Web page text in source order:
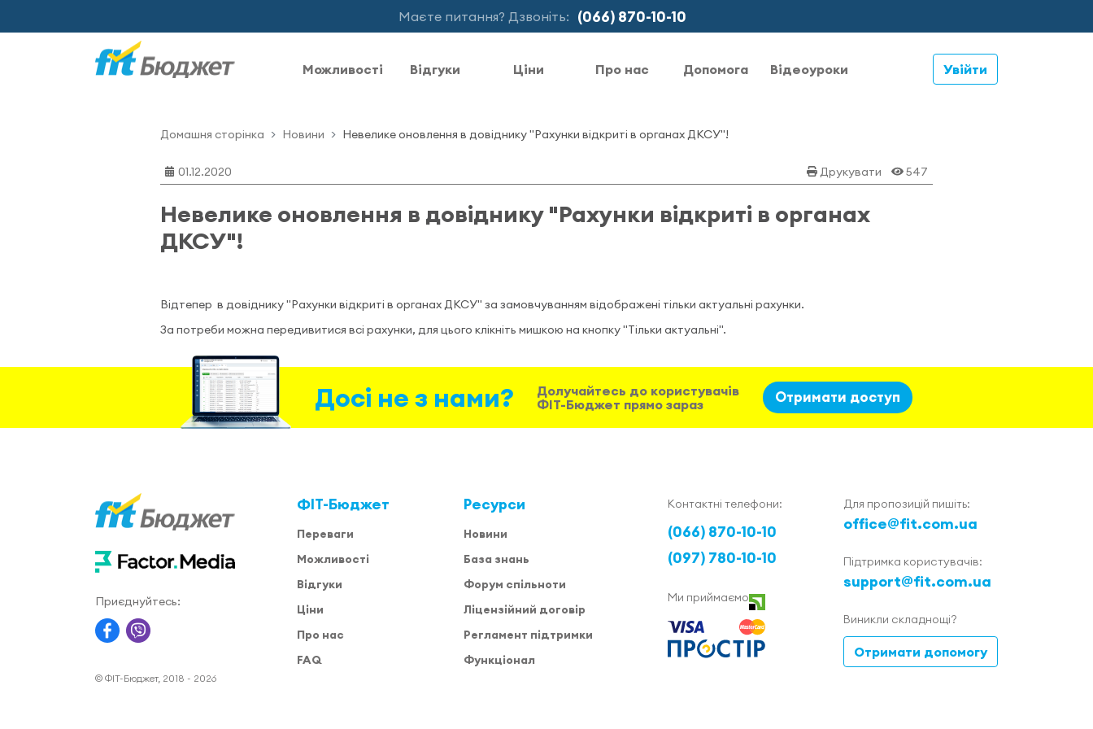
Маєте питання? Дзвоніть: (066) 870-10-10
Можливості Відгуки Ціни Про нас Допомога Відеоуроки Увійти
Домашня сторінка Новини Невелике оновлення в довіднику "Рахунки відкриті в органах ДКСУ"!
01.12.2020 Друкувати 547
Невелике оновлення в довіднику "Рахунки відкриті в органах
ДКСУ"!
Відтепер в довіднику "Рахунки відкриті в органах ДКСУ" за замовчуванням відображені тільки актуальні рахунки.
За потреби можна передивитися всі рахунки, для цього клікніть мишкою на кнопку "Тільки актуальні".
Досі не з нами?
Долучайтесь до користувачів
ФІТ-Бюджет прямо зараз
Отримати доступ
Приєднуйтесь:
© ФІТ-Бюджет, 2018 - 2026
ФІТ-Бюджет
Переваги
Можливості
Відгуки
Ціни
Про нас
FAQ
Ресурси
Новини
База знань
Форум спільноти
Ліцензійний договір
Регламент підтримки
Функціонал
Контактні телефони:
(066) 870-10-10
(097) 780-10-10
Ми приймаємо
Для пропозицій пишіть:
office@fit.com.ua
Підтримка користувачів:
support@fit.com.ua
Виникли складнощі?
Отримати допомогу